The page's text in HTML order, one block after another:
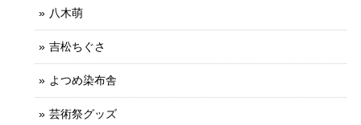
八木萌
吉松ちぐさ
よつめ染布舎
芸術祭グッズ